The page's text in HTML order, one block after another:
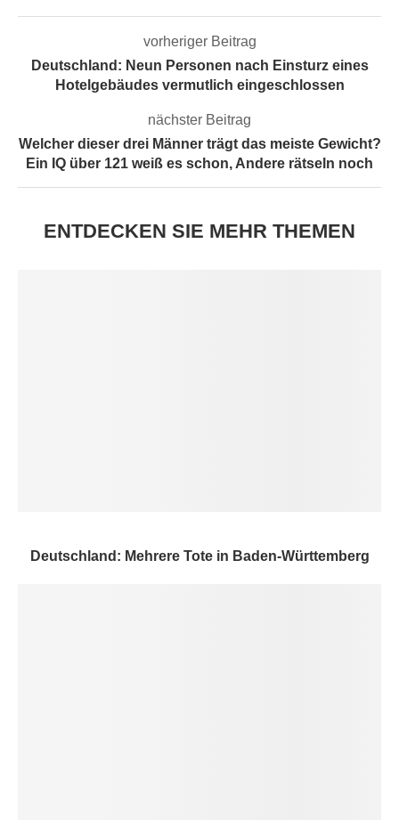
vorheriger Beitrag
Deutschland: Neun Personen nach Einsturz eines
Hotelgebäudes vermutlich eingeschlossen
nächster Beitrag
Welcher dieser drei Männer trägt das meiste Gewicht?
Ein IQ über 121 weiß es schon, Andere rätseln noch
ENTDECKEN SIE MEHR THEMEN
Deutschland: Mehrere Tote in Baden-Württemberg